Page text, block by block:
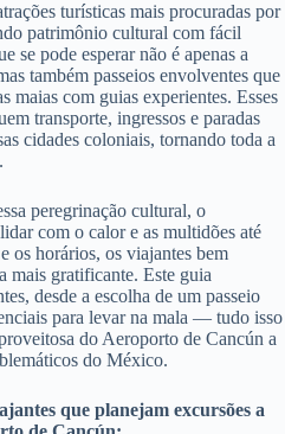
turísticas mais procuradas por
patrimônio cultural com fácil
se pode esperar não é apenas a
também passeios envolventes que
maias com guias experientes. Esses
transporte, ingressos e paradas
cidades coloniais, tornando toda a
peregrinação cultural, o
com o calor e as multidões até
os horários, os viajantes bem
mais gratificante. Este guia
desde a escolha de um passeio
para levar na mala — tudo isso
do Aeroporto de Cancún a
do México.
que planejam excursões a